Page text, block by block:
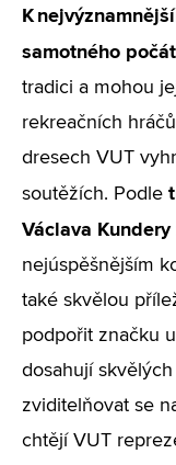
K
samotného
tradici a mohou
rekreačních
dresech VUT
soutěžích. Podle
Václava Kundery
nejúspěšnějším
také skvělou
podpořit značku
dosahují
zviditelňovat se
chtějí VUT